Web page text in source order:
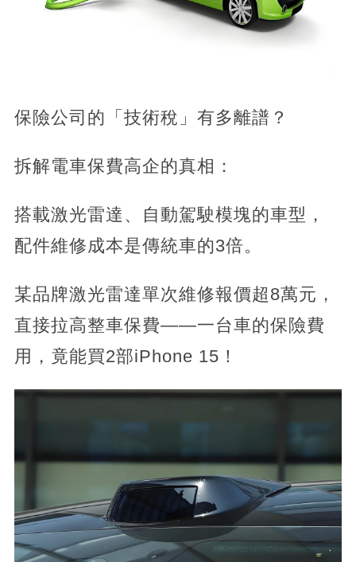
保險公司的「技術稅」有多離譜？
拆解電車保費高企的真相：
搭載激光雷達、自動駕駛模塊的車型，
配件維修成本是傳統車的3倍。
某品牌激光雷達單次維修報價超8萬元，
直接拉高整車保費——一台車的保險費
用，竟能買2部iPhone 15！